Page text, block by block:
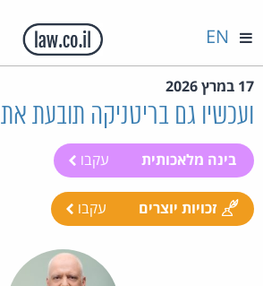
EN
17 במרץ 2026
ועכשיו גם בריטניקה תובעת את OpenAI
בינה מלאכותית עקבו
זכויות יוצרים עקבו